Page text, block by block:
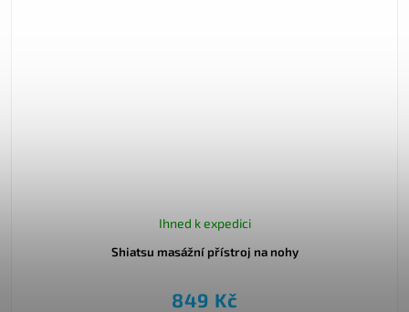
Shiatsu masážní přístroj na nohy
Ihned k expedici
849 Kč